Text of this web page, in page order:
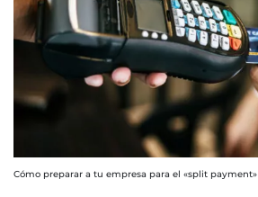
Cómo preparar a tu empresa para el «split payment»